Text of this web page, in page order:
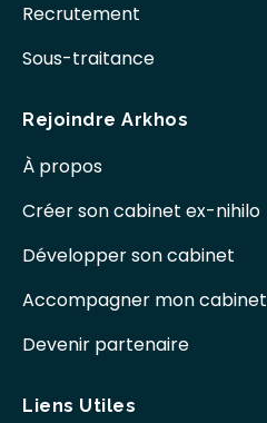
Recrutement
Sous-traitance
Rejoindre Arkhos
À propos
Créer son cabinet ex-nihilo
Développer son cabinet
Accompagner mon cabinet
Devenir partenaire
Liens Utiles